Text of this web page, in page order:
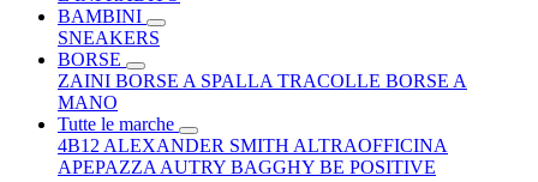
BAMBINI
SNEAKERS
BORSE
ZAINI BORSE A SPALLA TRACOLLE BORSE A
MANO
Tutte le marche
4B12 ALEXANDER SMITH ALTRAOFFICINA
APEPAZZA AUTRY BAGGHY BE POSITIVE